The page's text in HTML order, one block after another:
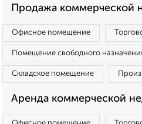
Продажа коммерческой
Офисное помещение
Помещение свободного
Складское помещение
Аренда коммерческой